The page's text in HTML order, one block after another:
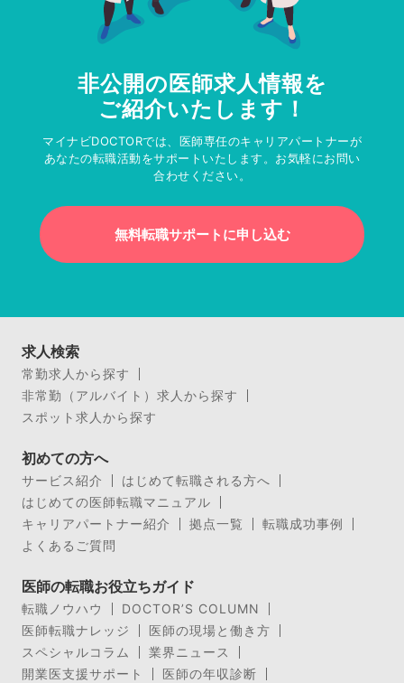
非公開の医師求人情報を
ご紹介いたします！
マイナビDOCTORでは、医師専任のキャリアパートナーが
あなたの転職活動をサポートいたします。お気軽にお問い
合わせください。
無料転職サポートに申し込む
求人検索
常勤求人から探す
非常勤（アルバイト）求人から探す
スポット求人から探す
初めての方へ
サービス紹介
はじめて転職される方へ
はじめての医師転職マニュアル
キャリアパートナー紹介
拠点一覧
転職成功事例
よくあるご質問
医師の転職お役立ちガイド
転職ノウハウ
DOCTOR’S COLUMN
医師転職ナレッジ
医師の現場と働き方
スペシャルコラム
業界ニュース
開業医支援サポート
医師の年収診断